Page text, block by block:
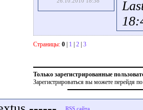
Страницы: 0 | 1 | 2 | 3
Только зарегистрированные
Зарегистрироваться вы можете перейдя